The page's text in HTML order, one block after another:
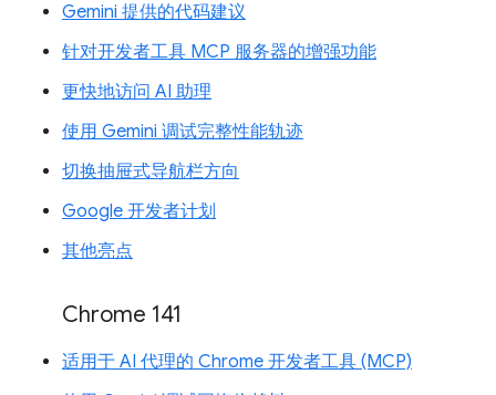
Gemini 提供的代码建议
针对开发者工具 MCP 服务器的增强功能
更快地访问 AI 助理
使用 Gemini 调试完整性能轨迹
切换抽屉式导航栏方向
Google 开发者计划
其他亮点
Chrome 141
适用于 AI 代理的 Chrome 开发者工具 (MCP)